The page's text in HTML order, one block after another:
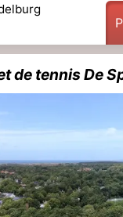
de tennis De